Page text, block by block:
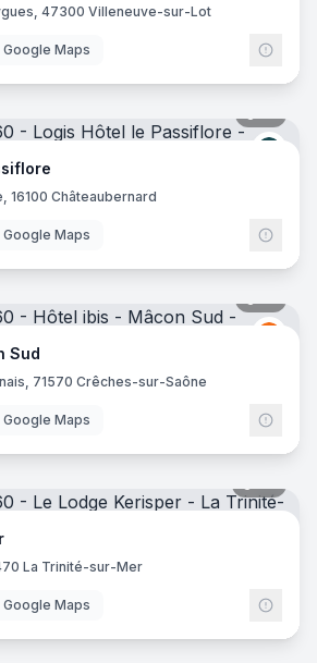
47300 Villeneuve-sur-Lot
Google Maps
16100 Châteaubernard
Google Maps
Ibis
Sud
71570 Crêches-sur-Saône
Google Maps
La Trinité-sur-Mer
Google Maps